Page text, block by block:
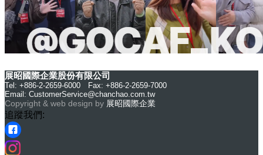
展昭國際企業股份有限公司
Tel: +886-2-2659-6000 Fax: +886-2-2659-7000
Email: CustomerService@chanchao.com.tw
Copyright & web design by 展昭國際企業
追蹤我們: